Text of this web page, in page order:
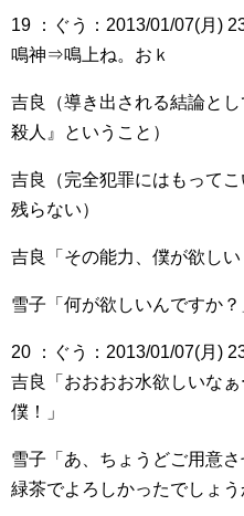
19 ：ぐう：2013/01/07(月)
鳴神⇒鳴上ね。おｋ
吉良（導き出される結論と
殺人』ということ）
吉良（完全犯罪にはもって
残らない）
吉良「その能力、僕が欲し
雪子「何が欲しいんですか？
20 ：ぐう：2013/01/07(月)
吉良「おおおお水欲しいな
僕！」
雪子「あ、ちょうどご用意
緑茶でよろしかったでしょう